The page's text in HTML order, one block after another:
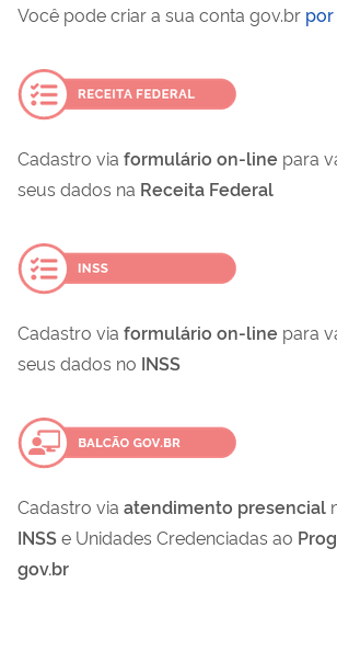
Você pode criar a sua conta gov.br
Cadastro via formulário on-line para
seus dados na Receita Federal
Cadastro via formulário on-line para
seus dados no INSS
Cadastro via atendimento presencial
INSSe Unidades Credenciadas ao
gov.br